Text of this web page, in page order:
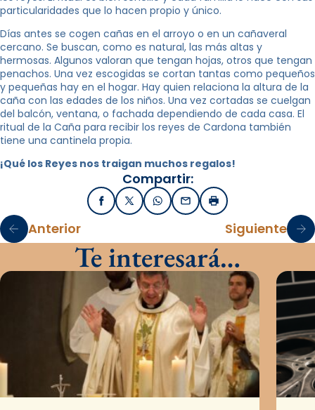
particularidades que lo hacen propio y único.
Días antes se cogen cañas en el arroyo o en un cañaveral
cercano. Se buscan, como es natural, las más altas y
hermosas. Algunos valoran que tengan hojas, otros que tengan
penachos. Una vez escogidas se cortan tantas como pequeños
y pequeñas hay en el hogar. Hay quien relaciona la altura de la
caña con las edades de los niños. Una vez cortadas se cuelgan
del balcón, ventana, o fachada dependiendo de cada casa. El
ritual de la Caña para recibir los reyes de Cardona también
tiene una cantinela propia.
¡Qué los Reyes nos traigan muchos regalos!
Compartir:
FacebookX / TwitterWhatsApp
EmailImprimir
Anterior Siguiente
Te interesará…